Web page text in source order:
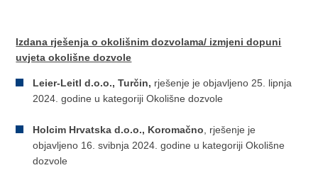
Izdana rješenja o okolišnim dozvolama/ izmjeni dopuni
uvjeta okolišne dozvole
Leier-Leitl d.o.o., Turčin, rješenje je objavljeno 25. lipnja
2024. godine u kategoriji Okolišne dozvole
Holcim Hrvatska d.o.o., Koromačno , rješenje je
objavljeno 16. svibnja 2024. godine u kategoriji Okolišne
dozvole